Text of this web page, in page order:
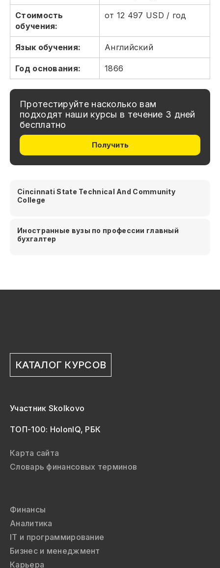
Стоимость
обучения:
от 12 497 USD / год
Язык обучения: Английский
Год основания: 1866
Протестируйте насколько вам
подходят наши курсы в течение 3 дней
бесплатно
Получить
Cincinnati State Technical And Community
College
Иностранные вузы по профессии главный
бухгалтер
КАТАЛОГ КУРСОВ
Участник Skolkovo
ТОП-100: HolonIQ, РБК
Карта сайта
Словарь финансовых терминов
Финансы
Аналитика
IT и программирование
Бизнес и менеджмент
Карьера